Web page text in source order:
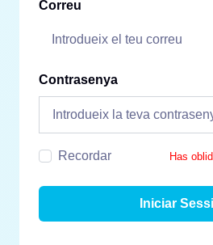
Correu
Contrasenya
Recordar Has
Iniciar